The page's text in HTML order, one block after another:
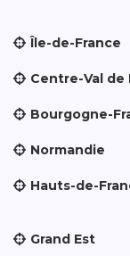
Île-de-France
Centre-Val de
Bourgogne-
Normandie
Hauts-de-
Grand Est